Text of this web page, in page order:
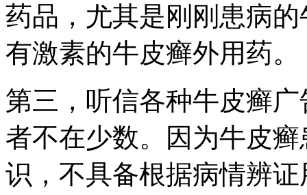
药品，尤其是刚刚患病
有激素的牛皮癣外用药。
第三，听信各种牛皮癣
者不在少数。因为牛皮
识，不具备根据病情辨